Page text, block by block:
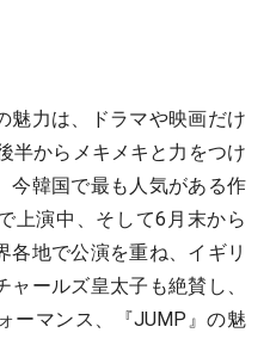
魅力は、ドラマや映画だけ
半からメキメキと力をつけ
今韓国で最も人気がある作
上演中、そして6月末から
各地で公演を重ね、イギリ
ールズ皇太子も絶賛し、
ーマンス、『JUMP』の魅